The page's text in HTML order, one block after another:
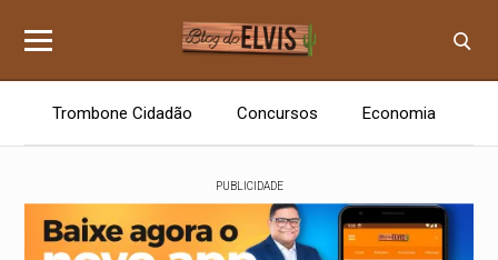
Trombone Cidadão Concursos Economia
PUBLICIDADE